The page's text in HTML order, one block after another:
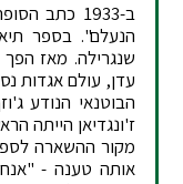
ב-1933
הנעלם". בספר
שנגרילה. מאז
עדן, עולם אגדות
הבוטנאי הנודע
ז'ונגדיאן הייתה
מקור ההשארה
אותה טענה -